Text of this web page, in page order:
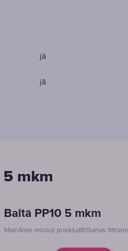
jā
jā
5 mkm
Baltā PP10 5 mkm
Maināmie moduļi priekšattīrīšanas filtriem